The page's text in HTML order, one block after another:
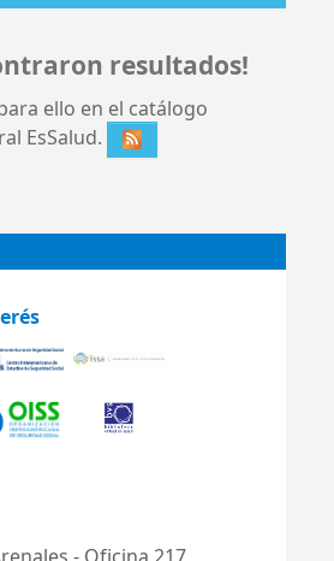
resultados!
ello en el catálogo
EsSalud.